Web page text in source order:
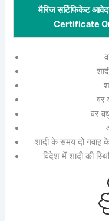
मैरिज सर्टिफिकेट
Certificate
वर
वर
शादी के समय दो गवाह
विदेश में शादी की